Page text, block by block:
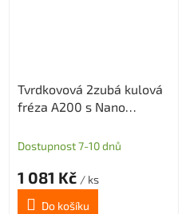
Tvrdkovová 2zubá kulová
fréza A200 s Nano
průměr 4 R2
Dostupnost 7-10 dnů
1 081 Kč / ks
Do košíku